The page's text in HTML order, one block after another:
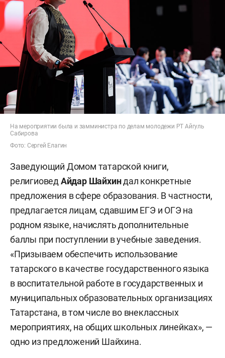
На мероприятии была и замминистра по делам молодежи РТ Айгуль
Сабирова
Фото: Сергей Елагин
Заведующий Домом татарской книги,
религиоведАйдар Шайхиндал конкретные
предложения в сфере образования. В частности,
предлагается лицам, сдавшим ЕГЭ и ОГЭ на
родном языке, начислять дополнительные
баллы при поступлении в учебные заведения.
«Призываем обеспечить использование
татарского в качестве государственного языка
в воспитательной работе в государственных и
муниципальных образовательных организациях
Татарстана, в том числе во внеклассных
мероприятиях, на общих школьных линейках», —
одно из предложений Шайхина.